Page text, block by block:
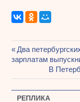
Навигация
по
записям
Предыдущая
запись:
Два
зарплатам
запись:
В
РЕПЛИКА